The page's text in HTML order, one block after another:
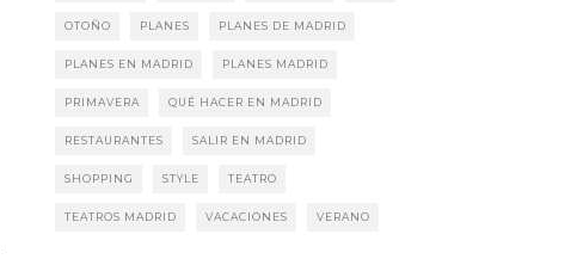
OTOÑO PLANES PLANES DE MADRID
PLANES EN MADRID PLANES MADRID
PRIMAVERA QUÉ HACER EN MADRID
RESTAURANTES SALIR EN MADRID
SHOPPING STYLE TEATRO
TEATROS MADRID VACACIONES VERANO